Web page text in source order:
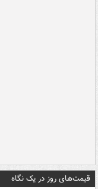
قیمت‌های روز در یک نگاه